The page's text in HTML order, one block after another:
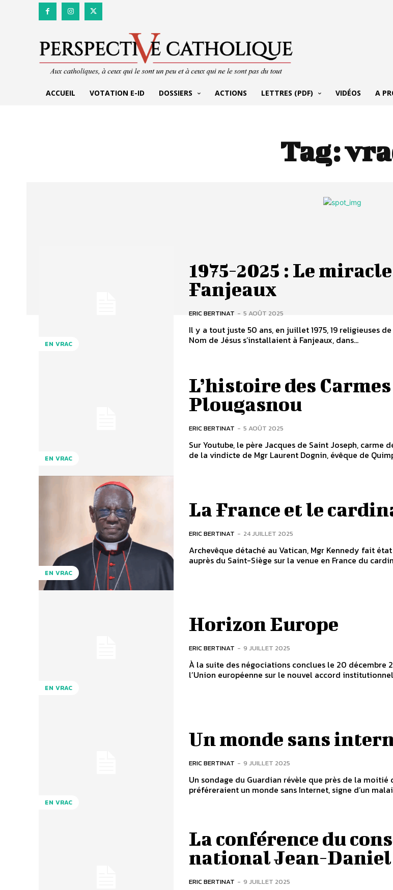
ACCUEIL VOTATION E-ID DOSSIERS ACTIONS LETTRES (PDF) VIDÉOS A
Tag:
EN VRAC
1975-2025 : Le
Fanjeaux
ERIC BERTINAT - 5 AOÛT 2025
Il y a tout juste 50 ans, en juillet 1975, 19 religieuses
Nom de Jésus s’installaient à Fanjeaux, dans...
EN VRAC
L’histoire des Carmes
Plougasnou
ERIC BERTINAT - 5 AOÛT 2025
Sur Youtube, le père Jacques de Saint Joseph, carme
de la vindicte de Mgr Laurent Dognin, évêque de
EN VRAC
La France et le
ERIC BERTINAT - 24 JUILLET 2025
Archevêque détaché au Vatican, Mgr Kennedy fait
auprès du Saint-Siège sur la venue en France du
EN VRAC
Horizon Europe
ERIC BERTINAT - 9 JUILLET 2025
À la suite des négociations conclues le 20 décembre
l’Union européenne sur le nouvel accord
EN VRAC
Un monde sans
ERIC BERTINAT - 9 JUILLET 2025
Un sondage du Guardian révèle que près de la moitié
préféreraient un monde sans Internet, signe d’un
La conférence du
national Jean-
ERIC BERTINAT - 9 JUILLET 2025